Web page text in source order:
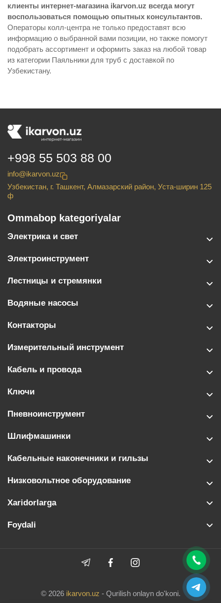
клиенты интернет-магазина ikarvon.uz всегда могут
воспользоваться помощью опытных консультантов.
Операторы колл-центра не только предоставят всю
информацию о выбранной вами позиции, но также помогут
подобрать ассортимент и оформить заказ на любой товар
из категории Паяльники для труб с доставкой по
Узбекистану.
+998 55 503 88 00
info@ikarvon.uz
Узбекистан, г. Ташкент, Алмазарский район, Уста-ширин 125
ф
Ommabop kategoriyalar
Электрика и свет
Электроинструмент
Лестницы и стремянки
Водяные насосы
Контакторы
Измерительный инструмент
Кабель и провода
Ключи
Пневноинструмент
Шлифмашинки
Кабельные наконечники и гильзы
Низковольтное оборудование
Xaridorlarga
Foydali
© 2026 ikarvon.uz - Qurilish onlayn do'koni.